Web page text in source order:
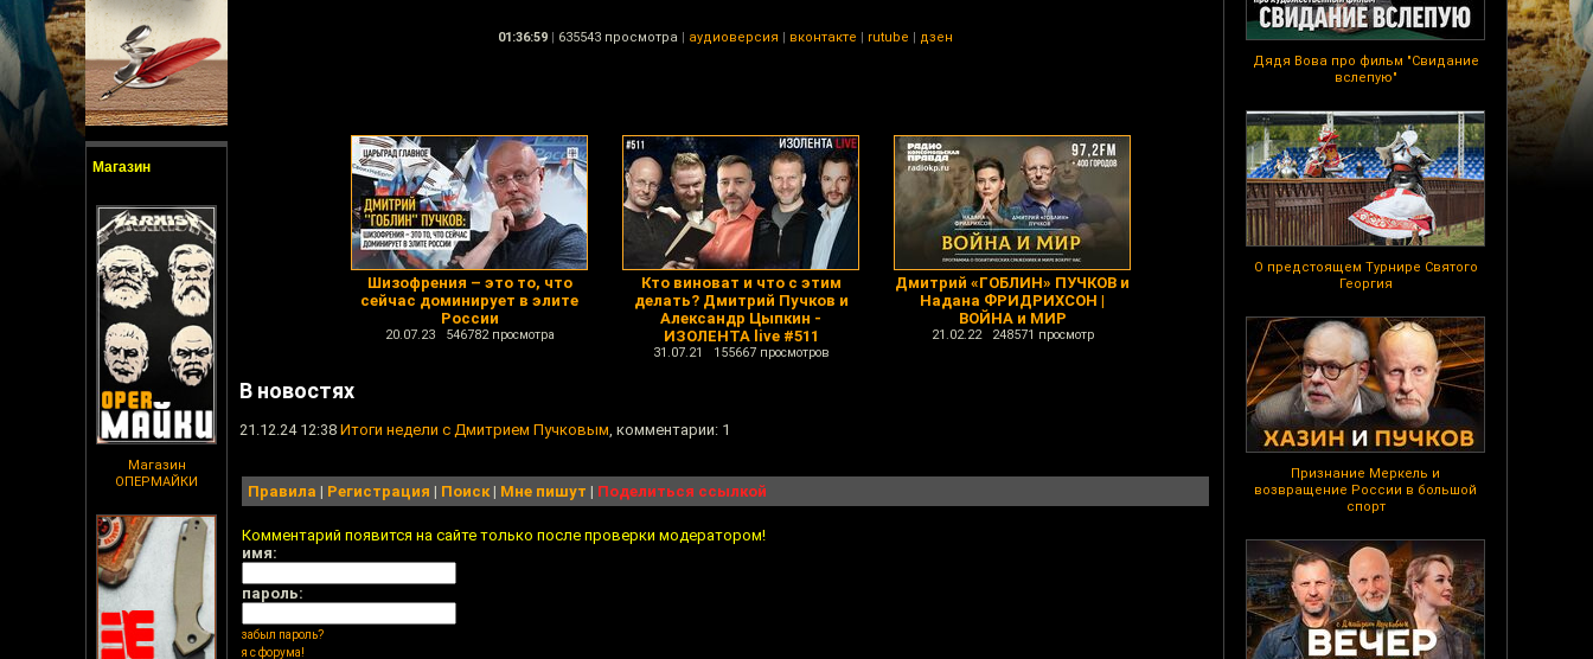
Магазин
Магазин
ОПЕРМАЙКИ
Дядя Вова про фильм "Свидание
вслепую"
О предстоящем Турнире Святого
Георгия
Признание Меркель и
возвращение России в большой
спорт
01:36:59 | 635543 просмотра | аудиоверсия | вконтакте | rutube | дзен
Шизофрения – это то, что
сейчас доминирует в элите
России
20.07.23 546782 просмотра
Кто виноват и что с этим
делать? Дмитрий Пучков и
Александр Цыпкин -
ИЗОЛЕНТА live #511
31.07.21 155667 просмотров
Дмитрий «ГОБЛИН» ПУЧКОВ и
Надана ФРИДРИХСОН |
ВОЙНА и МИР
21.02.22 248571 просмотр
В новостях
21.12.24 12:38 Итоги недели с Дмитрием Пучковым, комментарии: 1
Правила | Регистрация | Поиск| Мне пишут | Поделиться ссылкой
Комментарий появится на сайте только после проверки модератором!
имя:
пароль:
забыл пароль?
я с форума!